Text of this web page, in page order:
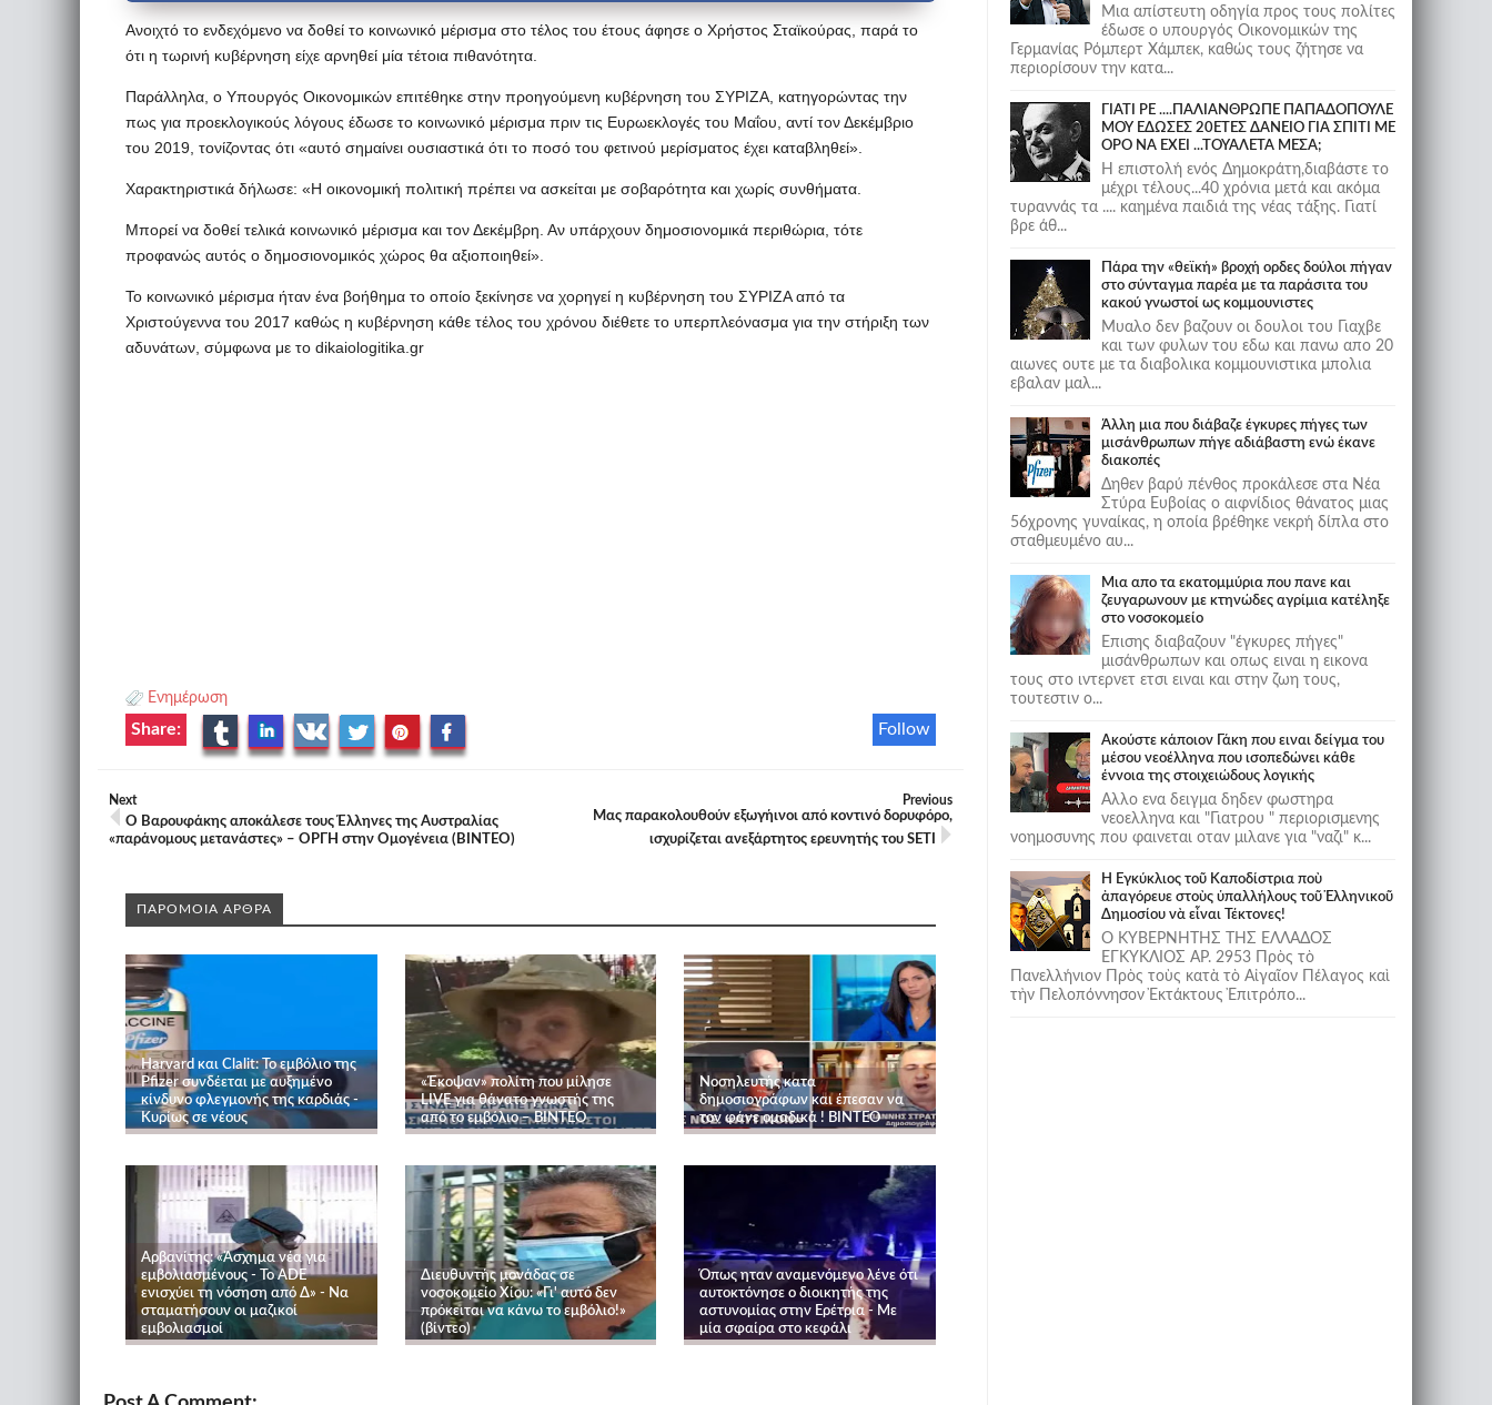
Ανοιχτό το ενδεχόμενο να δοθεί το κοινωνικό μέρισμα στο τέλος του έτους άφησε ο Χρήστος Σταϊκούρας, παρά το
ότι η τωρινή κυβέρνηση είχε αρνηθεί μία τέτοια πιθανότητα.
Παράλληλα, ο Υπουργός Οικονομικών επιτέθηκε στην προηγούμενη κυβέρνηση του ΣΥΡΙΖΑ, κατηγορώντας την
πως για προεκλογικούς λόγους έδωσε το κοινωνικό μέρισμα πριν τις Ευρωεκλογές του Μαΐου, αντί τον Δεκέμβριο
του 2019, τονίζοντας ότι «αυτό σημαίνει ουσιαστικά ότι το ποσό του φετινού μερίσματος έχει καταβληθεί».
Χαρακτηριστικά δήλωσε: «Η οικονομική πολιτική πρέπει να ασκείται με σοβαρότητα και χωρίς συνθήματα.
Μπορεί να δοθεί τελικά κοινωνικό μέρισμα και τον Δεκέμβρη. Αν υπάρχουν δημοσιονομικά περιθώρια, τότε
προφανώς αυτός ο δημοσιονομικός χώρος θα αξιοποιηθεί».
Το κοινωνικό μέρισμα ήταν ένα βοήθημα το οποίo ξεκίνησε να χορηγεί η κυβέρνηση του ΣΥΡΙΖΑ από τα
Χριστούγεννα του 2017 καθώς η κυβέρνηση κάθε τέλος του χρόνου διέθετε το υπερπλεόνασμα για την στήριξη των
αδυνάτων, σύμφωνα με το dikaiologitika.gr
Ενημέρωση
Follow
Share:
Next
Ο Βαρουφάκης αποκάλεσε τους Έλληνες της Αυστραλίας
«παράνομους μετανάστες» – ΟΡΓΗ στην Ομογένεια (ΒΙΝΤΕΟ)
Previous
Μας παρακολουθούν εξωγήινοι από κοντινό δορυφόρο,
ισχυρίζεται ανεξάρτητος ερευνητής του SETI
ΠΑΡΟΜΟΙΑ ΑΡΘΡΑ
Harvard και Clalit: Το εμβόλιο της
Pfizer συνδέεται με αυξημένο
κίνδυνο φλεγμονής της καρδιάς -
Κυρίως σε νέους
«Έκοψαν» πολίτη που μίλησε
LIVE για θάνατο γνωστής της
από το εμβόλιο – ΒΙΝΤΕΟ
Νοσηλευτής κατα
δημοσιογράφων και έπεσαν να
τον φάνε ομαδικά ! ΒΙΝΤΕΟ
Αρβανίτης: «Άσχημα νέα για
εμβολιασμένους - Το ADE
ενισχύει τη νόσηση από Δ» - Να
σταματήσουν οι μαζικοί
εμβολιασμοί
Διευθυντής μονάδας σε
νοσοκομείο Χίου: «Γι' αυτό δεν
πρόκειται να κάνω το εμβόλιο!»
(βίντεο)
Όπως ηταν αναμενόμενο λένε ότι
αυτοκτόνησε ο διοικητής της
αστυνομίας στην Ερέτρια - Με
μία σφαίρα στο κεφάλι
Μια απίστευτη οδηγία προς τους πολίτες
έδωσε ο υπουργός Οικονομικών της
Γερμανίας Ρόμπερτ Χάμπεκ, καθώς τους ζήτησε να
περιορίσουν την κατα...
ΓΙΑΤΙ ΡΕ ....ΠΑΛΙΑΝΘΡΩΠΕ ΠΑΠΑΔΟΠΟΥΛΕ
ΜΟΥ ΕΔΩΣΕΣ 20ΕΤΕΣ ΔΑΝΕΙΟ ΓΙΑ ΣΠΙΤΙ ΜΕ
ΟΡΟ ΝΑ ΕΧΕΙ ...ΤΟΥΑΛΕΤΑ ΜΕΣΑ;
Η επιστολή ενός Δημοκράτη,διαβάστε το
μέχρι τέλους...40 χρόνια μετά και ακόμα
τυραννάς τα .... καημένα παιδιά της νέας τάξης. Γιατί
βρε άθ...
Πάρα την «θεϊκή» βροχή ορδες δούλοι πήγαν
στο σύνταγμα παρέα με τα παράσιτα του
κακού γνωστοί ως κομμουνιστες
Μυαλο δεν βαζουν οι δουλοι του Γιαχβε
και των φυλων του εδω και πανω απο 20
αιωνες ουτε με τα διαβολικα κομμουνιστικα μπολια
εβαλαν μαλ...
Άλλη μια που διάβαζε έγκυρες πήγες των
μισάνθρωπων πήγε αδιάβαστη ενώ έκανε
διακοπές
Δηθεν βαρύ πένθος προκάλεσε στα Νέα
Στύρα Ευβοίας ο αιφνίδιος θάνατος μιας
56χρονης γυναίκας, η οποία βρέθηκε νεκρή δίπλα στο
σταθμευμένο αυ...
Μια απο τα εκατομμύρια που πανε και
ζευγαρωνουν με κτηνώδες αγρίμια κατέληξε
στο νοσοκομείο
Επισης διαβαζουν "έγκυρες πήγες"
μισάνθρωπων και οπως ειναι η εικονα
τους στο ιντερνετ ετσι ειναι και στην ζωη τους,
τουτεστιν ο...
Ακούστε κάποιον Γάκη που ειναι δείγμα του
μέσου νεοέλληνα που ισοπεδώνει κάθε
έννοια της στοιχειώδους λογικής
Αλλο ενα δειγμα δηδεν φωστηρα
νεοελληνα και "Γιατρου " περιορισμενης
νοημοσυνης που φαινεται οταν μιλανε για "ναζι" κ...
Ἡ Ἐγκύκλιος τοῦ Καποδίστρια ποὺ
ἀπαγόρευε στοὺς ὑπαλλήλους τοῦ Ἑλληνικοῦ
Δημοσίου νὰ εἶναι Τέκτονες!
Ο ΚΥΒΕΡΝΗΤΗΣ ΤΗΣ ΕΛΛΑΔΟΣ
ΕΓΚΥΚΛΙΟΣ ΑΡ. 2953 Πρὸς τὸ
Πανελλήνιον Πρὸς τοὺς κατὰ τὸ Αἰγαῖον Πέλαγος καὶ
τὴν Πελοπόννησον Ἐκτάκτους Ἐπιτρόπο...